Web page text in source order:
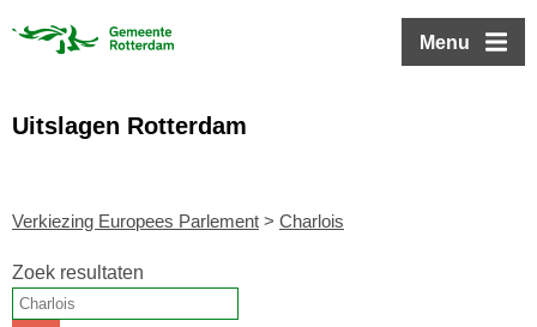
Menu
Uitslagen Rotterdam
Verkiezing Europees Parlement > Charlois
Zoek resultaten